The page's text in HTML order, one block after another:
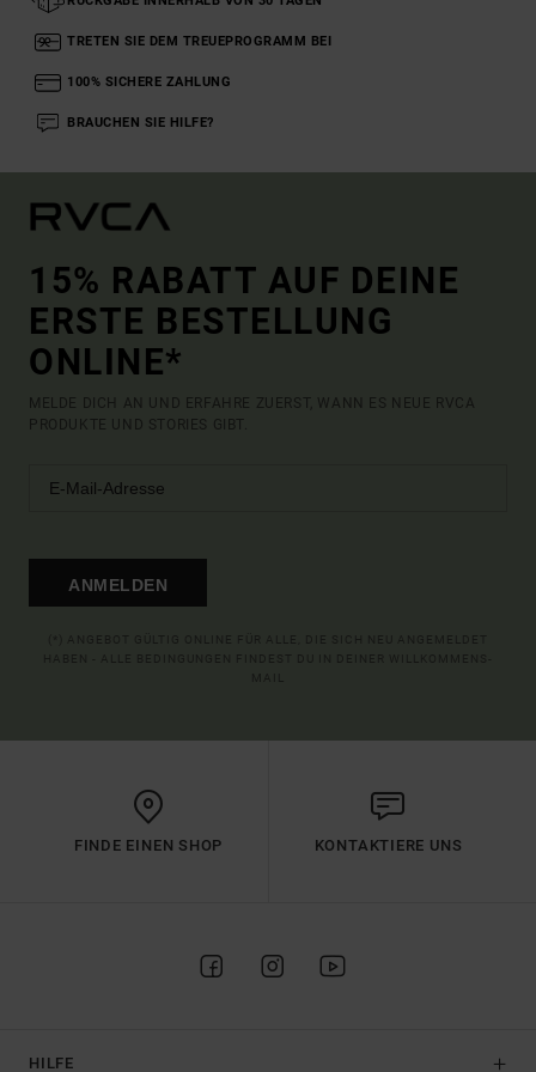
TRETEN SIE DEM TREUEPROGRAMM BEI
100% SICHERE ZAHLUNG
BRAUCHEN SIE HILFE?
15% RABATT AUF DEINE
ERSTE BESTELLUNG
ONLINE*
MELDE DICH AN UND ERFAHRE ZUERST, WANN ES NEUE RVCA
PRODUKTE UND STORIES GIBT.
ANMELDEN
FINDE EINEN SHOP KONTAKTIERE UNS
HILFE